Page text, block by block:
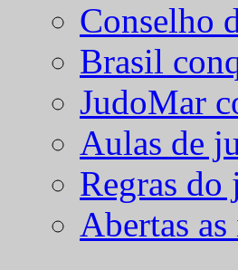
Conselho
Brasil
JudoMar
Aulas de
Regras
Abertas